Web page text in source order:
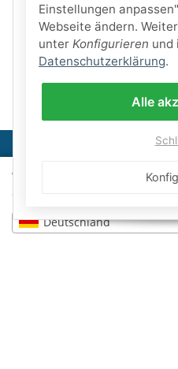
Wähle dein Lieferland, um
Standort zu sehen.
Deutschland
Gesetzliche Informationen
Einstellungen
Webseite ändern.
unter Konfigurieren und
Datenschutzerklärung.
Alle